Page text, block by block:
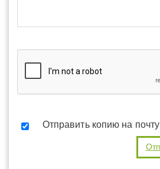
Отправить копию на почту